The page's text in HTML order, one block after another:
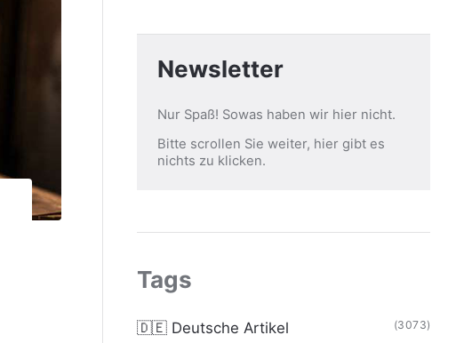
Newsletter
Nur Spaß! Sowas haben wir hier nicht.
Bitte scrollen Sie weiter, hier gibt es
nichts zu klicken.
Tags
🇩🇪 Deutsche Artikel (3073)